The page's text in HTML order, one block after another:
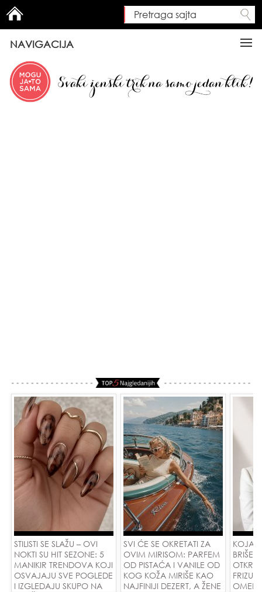
Search form
Pretraga sajta
NAVIGACIJA
STILISTI SE SLAŽU – OVI
NOKTI SU HIT SEZONE: 5
MANIKIR TRENDOVA KOJI
OSVAJAJU SVE POGLEDE
I IZGLEDAJU SKUPO NA
SVI ĆE SE OKRETATI ZA
OVIM MIRISOM: PARFEM
OD PISTAĆA I VANILE OD
KOG KOŽA MIRIŠE KAO
NAJFINIJI DEZERT, A ŽENE
KOJA
BRIŠE